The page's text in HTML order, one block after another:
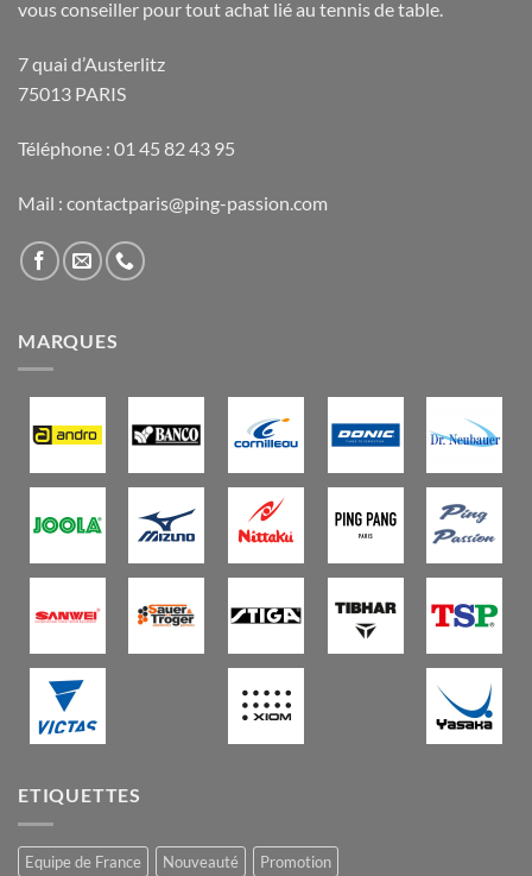
vous conseiller pour tout achat lié au tennis de table.
7 quai d’Austerlitz
75013 PARIS
Téléphone : 01 45 82 43 95
Mail : contactparis@ping-passion.com
MARQUES
ETIQUETTES
Equipe de France Nouveauté Promotion